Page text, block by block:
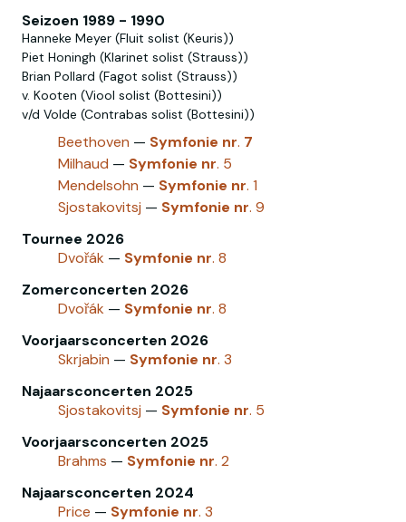
Seizoen 1989 - 1990
Hanneke Meyer (Fluit solist (Keuris))
Piet Honingh (Klarinet solist (Strauss))
Brian Pollard (Fagot solist (Strauss))
v. Kooten (Viool solist (Bottesini))
v/d Volde (Contrabas solist (Bottesini))
Beethoven — Symfonie nr. 7
Milhaud — Symfonie nr. 5
Mendelsohn — Symfonie nr. 1
Sjostakovitsj — Symfonie nr. 9
Tournee 2026
Dvořák — Symfonie nr. 8
Zomerconcerten 2026
Dvořák — Symfonie nr. 8
Voorjaarsconcerten 2026
Skrjabin — Symfonie nr. 3
Najaarsconcerten 2025
Sjostakovitsj — Symfonie nr. 5
Voorjaarsconcerten 2025
Brahms — Symfonie nr. 2
Najaarsconcerten 2024
Price — Symfonie nr. 3